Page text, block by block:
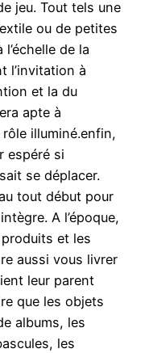
jeu. Tout tels une
ou de petites
de la
l’invitation à
et la du
apte à
illuminé.enfin,
espéré si
se déplacer.
tout début pour
A l’époque,
et les
aussi vous livrer
leur parent
que les objets
albums, les
les